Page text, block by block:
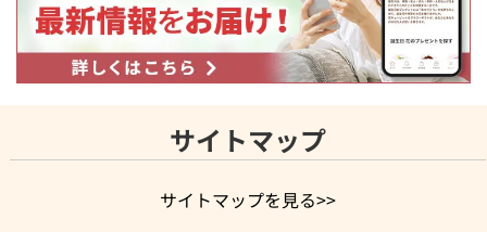
サイトマップ
サイトマップを見る>>